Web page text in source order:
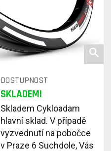
DOSTUPNOST
SKLADEM!
Skladem Cykloadam
hlavní sklad. V případě
vyzvednutí na pobočce
v Praze 6 Suchdole, Vás